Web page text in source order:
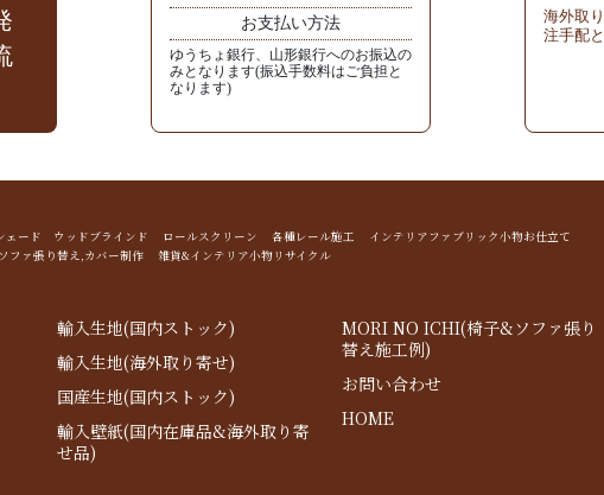
お支払い方法
ゆうちょ銀行、山形銀行へのお振込の
みとなります(振込手数料はご負担と
なります)
海外取
注手配
ェード ウッドブラインド ロールスクリーン 各種レール施工 インテリアファブリック小物お仕立て
ファ張り替え,カバー制作 雑貨&インテリア小物リサイクル
輸入生地(国内ストック)
輸入生地(海外取り寄せ)
国産生地(国内ストック)
輸入壁紙(国内在庫品&海外取り寄
せ品)
MORI NO ICHI(椅子&ソファ張り
替え施工例)
お問い合わせ
HOME